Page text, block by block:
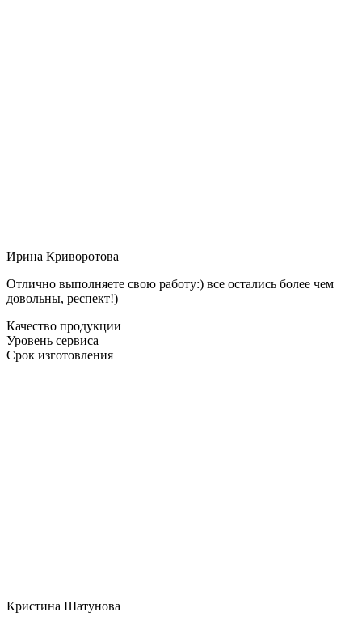
Ирина Криворотова
Отлично выполняете свою работу:) все остались более чем
довольны, респект!)
Качество продукции
Уровень сервиса
Срок изготовления
Кристина Шатунова